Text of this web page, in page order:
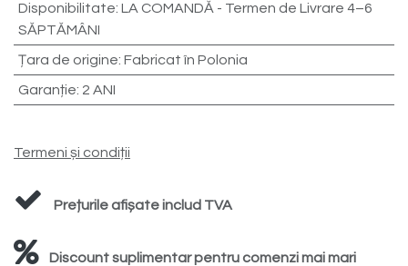
Disponibilitate: LA COMANDĂ - Termen de Livrare 4–6
SĂPTĂMÂNI
Țara de origine: Fabricat în Polonia
Garanție: 2 ANI
Termeni și condiții
Prețurile afișate includ TVA
Discount suplimentar pentru comenzi mai mari